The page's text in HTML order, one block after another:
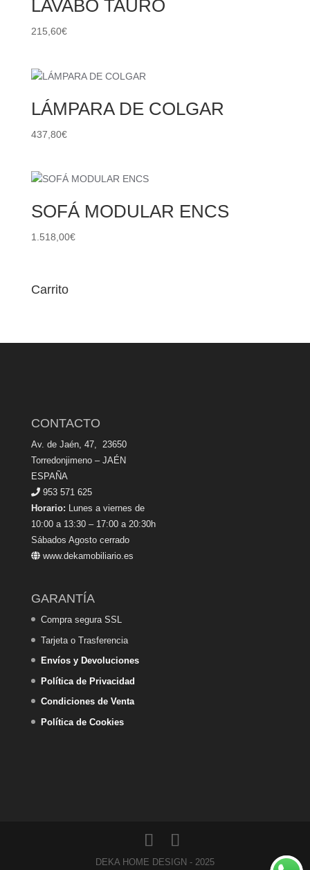
LAVABO TAURO
215,60€
LÁMPARA DE COLGAR
437,80€
SOFÁ MODULAR ENCS
1.518,00€
Carrito
CONTACTO
Av. de Jaén, 47, 23650
Torredonjimeno – JAÉN
ESPAÑA
953 571 625
Horario: Lunes a viernes de
10:00 a 13:30 – 17:00 a 20:30h
Sábados Agosto cerrado
www.dekamobiliario.es
GARANTÍA
Compra segura SSL
Tarjeta o Trasferencia
Envíos y Devoluciones
Política de Privacidad
Condiciones de Venta
Política de Cookies
DEKA HOME DESIGN - 2025